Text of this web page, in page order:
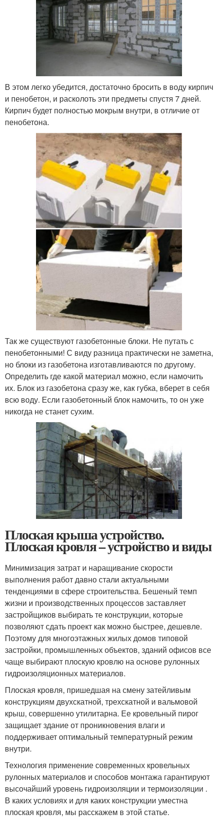
В этом легко убедится, достаточно бросить в воду кирпич
и пенобетон, и расколоть эти предметы спустя 7 дней.
Кирпич будет полностью мокрым внутри, в отличие от
пенобетона.
Так же существуют газобетонные блоки. Не путать с
пенобетонными! С виду разница практически не заметна,
но блоки из газобетона изготавливаются по другому.
Определить где какой материал можно, если намочить
их. Блок из газобетона сразу же, как губка, вберет в себя
всю воду. Если газобетонный блок намочить, то он уже
никогда не станет сухим.
Плоская крыша устройство.
Плоская кровля – устройство и виды
Минимизация затрат и наращивание скорости
выполнения работ давно стали актуальными
тенденциями в сфере строительства. Бешеный темп
жизни и производственных процессов заставляет
застройщиков выбирать те конструкции, которые
позволяют сдать проект как можно быстрее, дешевле.
Поэтому для многоэтажных жилых домов типовой
застройки, промышленных объектов, зданий офисов все
чаще выбирают плоскую кровлю на основе рулонных
гидроизоляционных материалов.
Плоская кровля, пришедшая на смену затейливым
конструкциям двухскатной, трехскатной и вальмовой
крыш, совершенно утилитарна. Ее кровельный пирог
защищает здание от проникновения влаги и
поддерживает оптимальный температурный режим
внутри.
Технология применение современных кровельных
рулонных материалов и способов монтажа гарантируют
высочайший уровень гидроизоляции и термоизоляции .
В каких условиях и для каких конструкции уместна
плоская кровля, мы расскажем в этой статье.